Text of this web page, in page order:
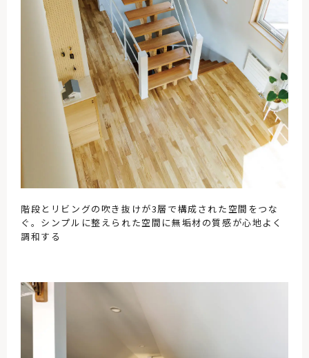
階段とリビングの吹き抜けが3層で構成された空間をつな
ぐ。シンプルに整えられた空間に無垢材の質感が心地よく
調和する